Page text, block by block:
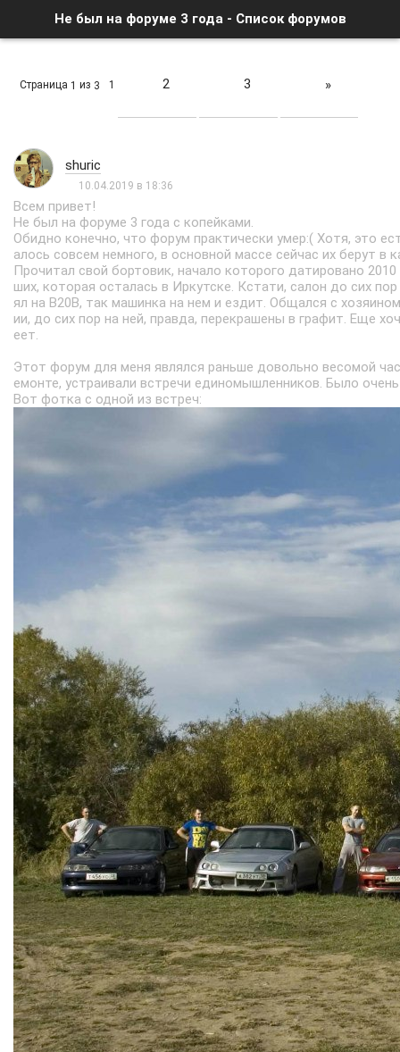
Не был на форуме 3 года - Список форумов
Страница 1 из 3 1 2 3 »
shuric
10.04.2019 в 18:36
Всем привет!
Не был на форуме 3 года с копейками.
Обидно конечно, что форум практически умер:( Хотя, это
алось совсем немного, в основной массе сейчас их берут
Прочитал свой бортовик, начало которого датировано
ших, которая осталась в Иркутске. Кстати, салон до сих
ял на В20В, так машинка на нем и ездит. Общался с
ии, до сих пор на ней, правда, перекрашены в графит. Еще
еет.
Этот форум для меня являлся раньше довольно весомой
емонте, устраивали встречи единомышленников. Было
Вот фотка с одной из встреч: